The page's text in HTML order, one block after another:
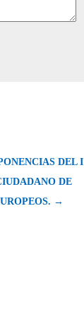
DEL I
DE
→